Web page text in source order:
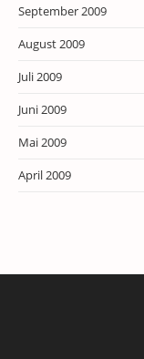
September 2009
August 2009
Juli 2009
Juni 2009
Mai 2009
April 2009